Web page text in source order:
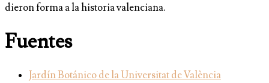
dieron forma a la historia valenciana.
Fuentes
Jardín Botánico de la Universitat de València